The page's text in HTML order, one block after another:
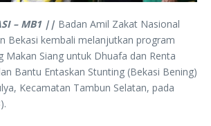
– MB1 || Badan Amil Zakat Nasional
Bekasi kembali melanjutkan program
Makan Siang untuk Dhuafa dan Renta
Bantu Entaskan Stunting (Bekasi Bening)
Kecamatan Tambun Selatan, pada